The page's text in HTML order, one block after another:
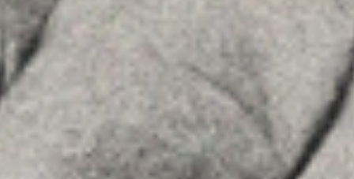
La Firma
Equipo
Assessorament
Insights
Contactar
SEGUEIX-NOS